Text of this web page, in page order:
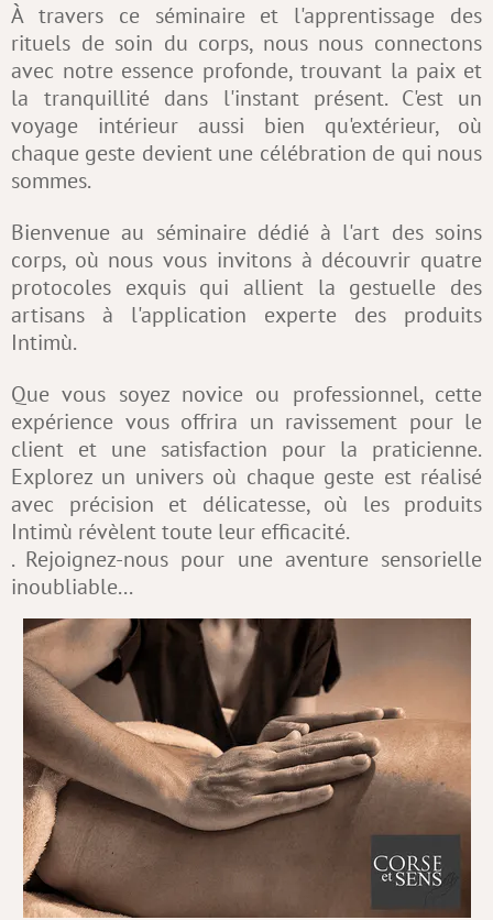
À travers ce séminaire et l'apprentissage des
rituels de soin du corps, nous nous connectons
avec notre essence profonde, trouvant la paix et
la tranquillité dans l'instant présent. C'est un
voyage intérieur aussi bien qu'extérieur, où
chaque geste devient une célébration de qui nous
sommes.
Bienvenue au séminaire dédié à l'art des soins
corps, où nous vous invitons à découvrir quatre
protocoles exquis qui allient la gestuelle des
artisans à l'application experte des produits
Intimù.
Que vous soyez novice ou professionnel, cette
expérience vous offrira un ravissement pour le
client et une satisfaction pour la praticienne.
Explorez un univers où chaque geste est réalisé
avec précision et délicatesse, où les produits
Intimù révèlent toute leur efficacité.
. Rejoignez-nous pour une aventure sensorielle
inoubliable...